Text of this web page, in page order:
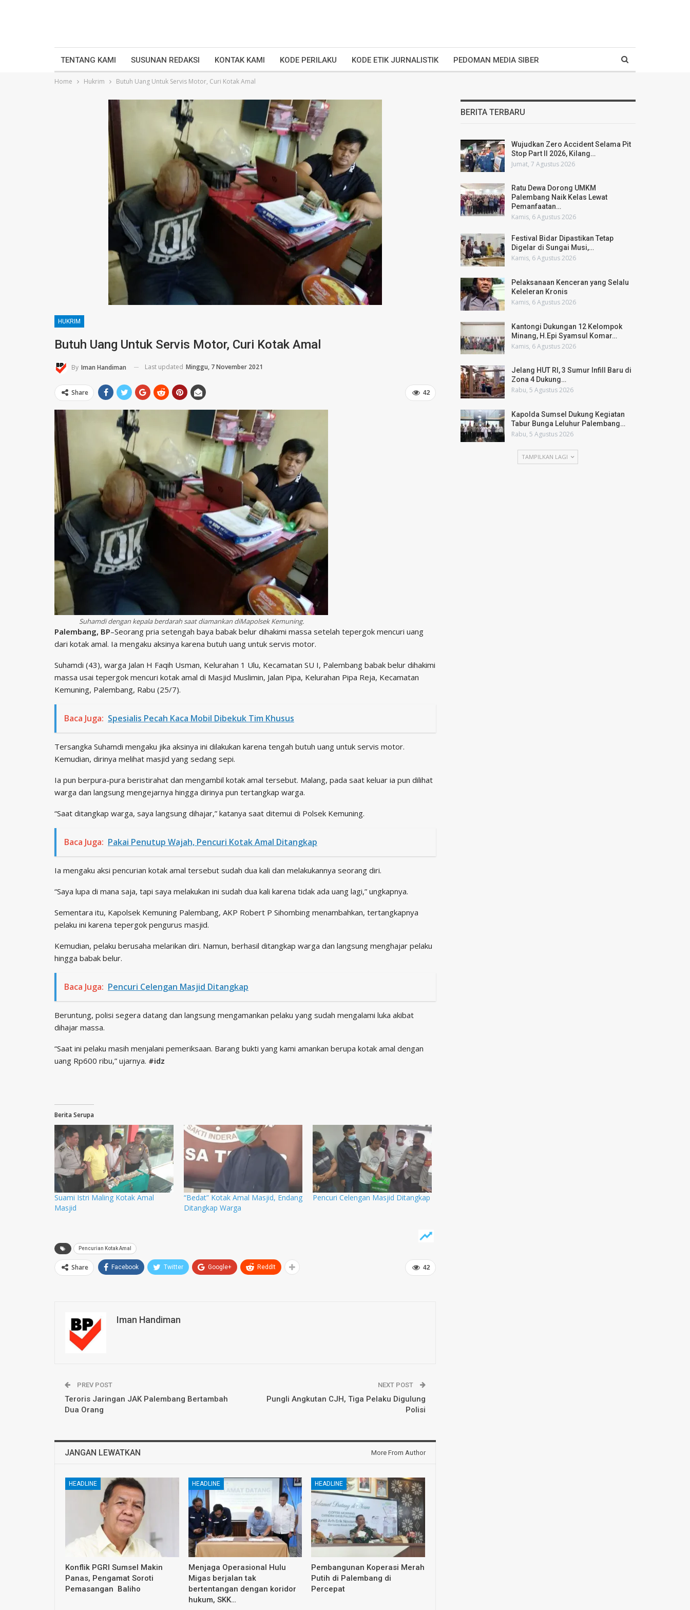
TENTANG KAMI SUSUNAN REDAKSI KONTAK KAMI KODE PERILAKU KODE ETIK JURNALISTIK PEDOMAN MEDIA SIBER
Home Hukrim Butuh Uang Untuk Servis Motor, Curi Kotak Amal
HUKRIM
Butuh Uang Untuk Servis Motor, Curi Kotak Amal
By Iman Handiman Last updated Minggu, 7 November 2021
42
Share
Suhamdi dengan kepala berdarah saat diamankan diMapolsek Kemuning.
Palembang, BP–Seorang pria setengah baya babak belur dihakimi massa setelah tepergok mencuri uang
dari kotak amal. Ia mengaku aksinya karena butuh uang untuk servis motor.
Suhamdi (43), warga Jalan H Faqih Usman, Kelurahan 1 Ulu, Kecamatan SU I, Palembang babak belur dihakimi
massa usai tepergok mencuri kotak amal di Masjid Muslimin, Jalan Pipa, Kelurahan Pipa Reja, Kecamatan
Kemuning, Palembang, Rabu (25/7).
Baca Juga: Spesialis Pecah Kaca Mobil Dibekuk Tim Khusus
Tersangka Suhamdi mengaku jika aksinya ini dilakukan karena tengah butuh uang untuk servis motor.
Kemudian, dirinya melihat masjid yang sedang sepi.
Ia pun berpura-pura beristirahat dan mengambil kotak amal tersebut. Malang, pada saat keluar ia pun dilihat
warga dan langsung mengejarnya hingga dirinya pun tertangkap warga.
“Saat ditangkap warga, saya langsung dihajar,” katanya saat ditemui di Polsek Kemuning.
Baca Juga: Pakai Penutup Wajah, Pencuri Kotak Amal Ditangkap
Ia mengaku aksi pencurian kotak amal tersebut sudah dua kali dan melakukannya seorang diri.
“Saya lupa di mana saja, tapi saya melakukan ini sudah dua kali karena tidak ada uang lagi,” ungkapnya.
Sementara itu, Kapolsek Kemuning Palembang, AKP Robert P Sihombing menambahkan, tertangkapnya
pelaku ini karena tepergok pengurus masjid.
Kemudian, pelaku berusaha melarikan diri. Namun, berhasil ditangkap warga dan langsung menghajar pelaku
hingga babak belur.
Baca Juga: Pencuri Celengan Masjid Ditangkap
Beruntung, polisi segera datang dan langsung mengamankan pelaku yang sudah mengalami luka akibat
dihajar massa.
“Saat ini pelaku masih menjalani pemeriksaan. Barang bukti yang kami amankan berupa kotak amal dengan
uang Rp600 ribu,” ujarnya. #idz
Berita Serupa
Suami Istri Maling Kotak Amal
Masjid
“Bedat” Kotak Amal Masjid, Endang
Ditangkap Warga
Pencuri Celengan Masjid Ditangkap
Pencurian Kotak Amal
42
Share Facebook Twitter Google+ ReddIt
Iman Handiman
PREV POST
Teroris Jaringan JAK Palembang Bertambah
Dua Orang
NEXT POST
Pungli Angkutan CJH, Tiga Pelaku Digulung
Polisi
JANGAN LEWATKAN More From Author
HEADLINE
Konflik PGRI Sumsel Makin
Panas, Pengamat Soroti
Pemasangan Baliho
HEADLINE
Menjaga Operasional Hulu
Migas berjalan tak
bertentangan dengan koridor
hukum, SKK…
HEADLINE
Pembangunan Koperasi Merah
Putih di Palembang di
Percepat
BERITA TERBARU
Wujudkan Zero Accident Selama Pit
Stop Part II 2026, Kilang…
Jumat, 7 Agustus 2026
Ratu Dewa Dorong UMKM
Palembang Naik Kelas Lewat
Pemanfaatan…
Kamis, 6 Agustus 2026
Festival Bidar Dipastikan Tetap
Digelar di Sungai Musi,…
Kamis, 6 Agustus 2026
Pelaksanaan Kenceran yang Selalu
Keleleran Kronis
Kamis, 6 Agustus 2026
Kantongi Dukungan 12 Kelompok
Minang, H.Epi Syamsul Komar…
Kamis, 6 Agustus 2026
Jelang HUT RI, 3 Sumur Infill Baru di
Zona 4 Dukung…
Rabu, 5 Agustus 2026
Kapolda Sumsel Dukung Kegiatan
Tabur Bunga Leluhur Palembang…
Rabu, 5 Agustus 2026
TAMPILKAN LAGI